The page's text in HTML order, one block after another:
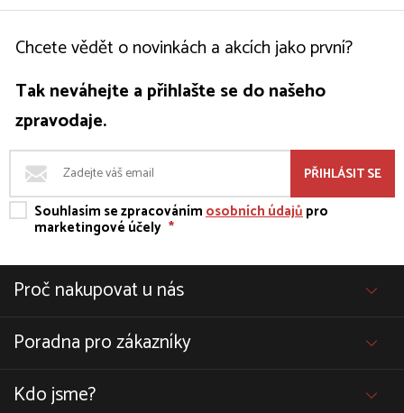
Chcete vědět o novinkách a akcích jako první?
Tak neváhejte a přihlašte se do našeho
zpravodaje.
PŘIHLÁSIT SE
Souhlasím se zpracovánímosobních údajůpro
marketingové účely *
Proč nakupovat u nás
Poradna pro zákazníky
Kdo jsme?